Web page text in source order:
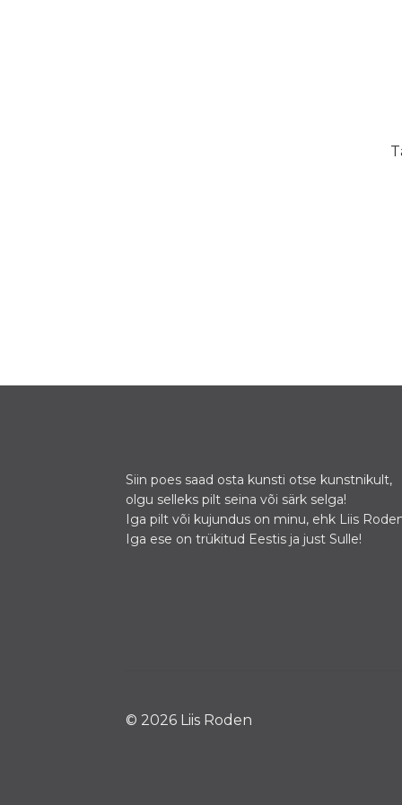
Siin poes saad osta kunsti otse kunstnikult,
olgu selleks pilt seina või särk selga!
Iga pilt või kujundus on minu, ehk Liis
Iga ese on trükitud Eestis ja just Sulle!
© 2026 Liis Roden